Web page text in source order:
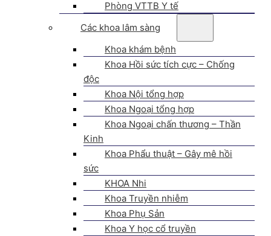
Phòng VTTB Y tế
Các khoa lâm sàng
Khoa khám bệnh
Khoa Hồi sức tích cực – Chống
độc
Khoa Nội tổng hợp
Khoa Ngoại tổng hợp
Khoa Ngoại chấn thương – Thần
Kinh
Khoa Phẩu thuật – Gây mê hồi
sức
KHOA Nhi
Khoa Truyền nhiễm
Khoa Phụ Sản
Khoa Y học cổ truyền